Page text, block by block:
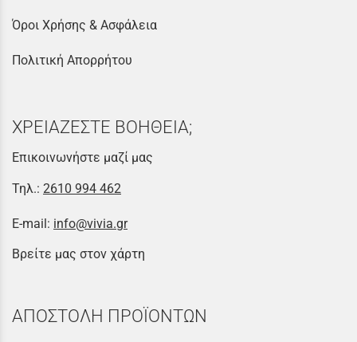
Όροι Χρήσης & Ασφάλεια
Πολιτική Απορρήτου
ΧΡΕΙΑΖΕΣΤΕ ΒΟΗΘΕΙΑ;
Επικοινωνήστε μαζί μας
Τηλ.: 2610 994 462
E-mail: info@vivia.gr
Βρείτε μας στον χάρτη
ΑΠΟΣΤΟΛΗ ΠΡΟΪΟΝΤΩΝ